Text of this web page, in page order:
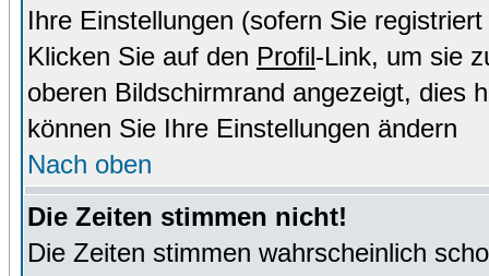
Ihre Einstellungen (sofern Sie
Klicken Sie auf den Profil-Link, um sie
oberen Bildschirmrand angezeigt, dies
können Sie Ihre Einstellungen ändern
Nach oben
Die Zeiten stimmen nicht!
Die Zeiten stimmen wahrscheinlich